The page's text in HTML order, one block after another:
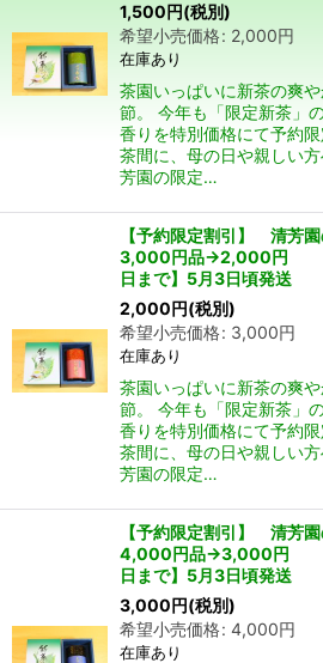
絞り込む
1,500円(税別)
希望小売価格: 2,000円
在庫あり
茶園いっぱいに新茶の爽
節。 今年も「限定新茶」
香りを特別価格にて予約
茶間に、母の日や親しい
芳園の限定…
【予約限定割引】 清芳
3,000円品→2,000円
日まで】5月3日頃発送
2,000円(税別)
希望小売価格: 3,000円
在庫あり
茶園いっぱいに新茶の爽
節。 今年も「限定新茶」
香りを特別価格にて予約
茶間に、母の日や親しい
芳園の限定…
【予約限定割引】 清芳
4,000円品→3,000円
日まで】5月3日頃発送
3,000円(税別)
希望小売価格: 4,000円
在庫あり